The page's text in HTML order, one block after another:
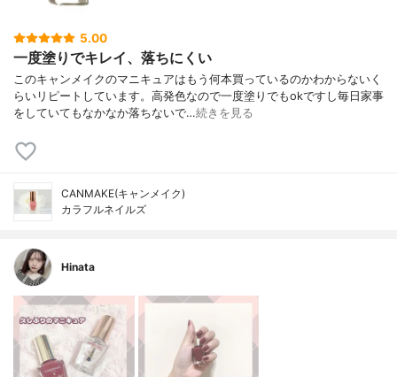
5.00
一度塗りでキレイ、落ちにくい
このキャンメイクのマニキュアはもう何本買っているのかわからないく
らいリピートしています。高発色なので一度塗りでもokですし毎日家事
をしていてもなかなか落ちないで…続きを見る
CANMAKE(キャンメイク)
カラフルネイルズ
Hinata